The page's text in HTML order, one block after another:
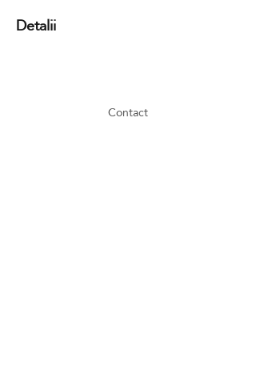
Detalii
Contact